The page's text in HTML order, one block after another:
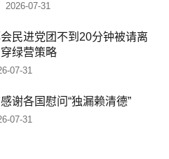
2026-07-31
民进党团不到20分钟被请离
绿营策略
07-31
谢各国慰问“独漏赖清德”
07-31